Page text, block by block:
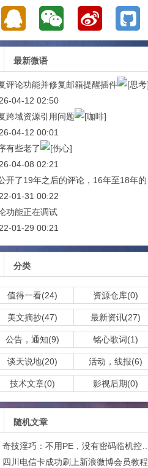
最新微语
评论功能并修复邮箱提醒插件
04-12 02:50
跨域资源引用问题
04-12 00:01
有些老了
04-08 02:21
01-31 00:22
功能正在调试
01-29 00:21
分类
值得一看(24) 资源仓库(0)
美文摘抄(47) 最新资讯(27)
公告，通知(9) 铭心歌词(1)
谈天说地(20) 活动，线报(6)
技术文章(0) 影视后期(0)
随机文章
奇技淫巧：不用PE，没有密码临机控制Win7
四川电信卡成功刷上新浪微博会员教程